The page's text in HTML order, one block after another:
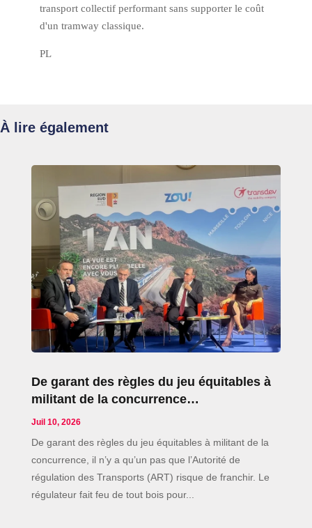
transport collectif performant sans supporter le coût
d'un tramway classique.
PL
À lire également
De garant des règles du jeu équitables à
militant de la concurrence…
Juil 10, 2026
De garant des règles du jeu équitables à militant de la
concurrence, il n’y a qu’un pas que l’Autorité de
régulation des Transports (ART) risque de franchir. Le
régulateur fait feu de tout bois pour...